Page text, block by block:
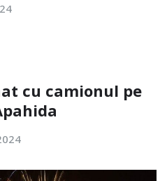
cu camionul pe